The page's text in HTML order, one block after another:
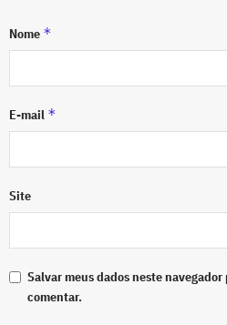
Nome *
E-mail *
Site
Salvar meus dados neste
comentar.